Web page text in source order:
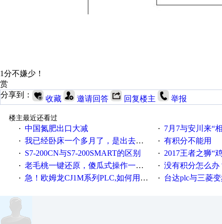
1分不嫌少！
赏
分享到：
收藏 邀请回答 回复楼主 举报
楼主最近还看过
· 中国氮肥出口大减 · 7月7与安川来“
· 我已经卧床一个多月了，是出去安装机械手在高速遭遇车祸所致:大家工作都要特别注意啊 · 有积分不能用
· S7-200CN与S7-200SMART的区别 · 2017王者之狮“鸡”情签到
· 老毛桃一键还原，傻瓜式操作一键轻松备份还原；程序为向导式安装，一键即可实现自动备份或还原系统。 · 没有积分怎么办
· 急！欧姆龙CJ1M系列PLC,如何用时间控制变频器。要求时间在组态王中可以自由输入！拜托各位大神了！ · 台达plc与三菱